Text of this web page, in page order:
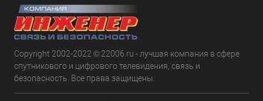
Copyright 2002-2022 © 22006.ru - лучшая компания в сфере
спутникового и цифрового телевидения, связь и
безопасность. Все права защищены.